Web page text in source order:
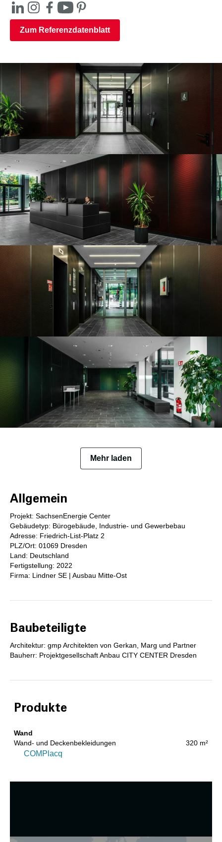
Zum Referenzdatenblatt
Mehr laden
Allgemein
Projekt: SachsenEnergie Center
Gebäudetyp: Bürogebäude, Industrie- und Gewerbebau
Adresse: Friedrich-List-Platz 2
PLZ/Ort: 01069 Dresden
Land: Deutschland
Fertigstellung: 2022
Firma: Lindner SE | Ausbau Mitte-Ost
Baubeteiligte
Architektur: gmp Architekten von Gerkan, Marg und Partner
Bauherr: Projektgesellschaft Anbau CITY CENTER Dresden
Produkte
Wand
Wand- und Deckenbekleidungen
COMPlacq
320 m²